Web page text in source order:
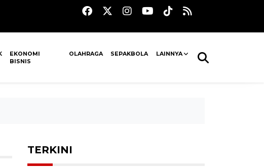
EKONOMI
BISNIS
OLAHRAGA SEPAKBOLA LAINNYA
TERKINI